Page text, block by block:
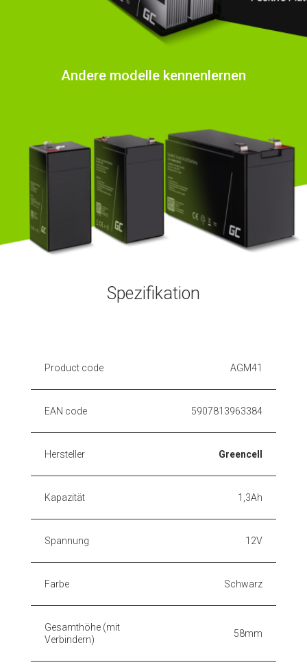
Andere modelle kennenlernen
Spezifikation
Product code AGM41
EAN code 5907813963384
Hersteller Greencell
Kapazität 1,3Ah
Spannung 12V
Farbe Schwarz
Gesamthöhe (mit
Verbindern)
58mm